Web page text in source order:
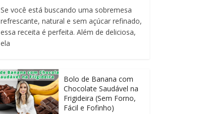
Se você está buscando uma sobremesa
refrescante, natural e sem açúcar refinado,
essa receita é perfeita. Além de deliciosa,
ela
Bolo de Banana com
Chocolate Saudável na
Frigideira (Sem Forno,
Fácil e Fofinho)